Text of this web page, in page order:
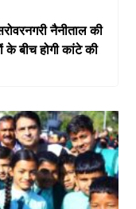
नैनीताल की
के बीच होगी कांटे की